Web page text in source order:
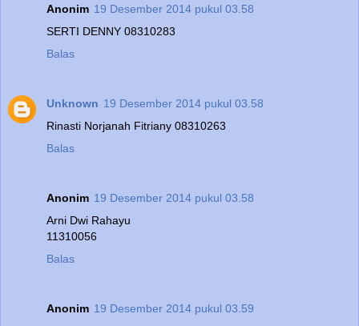
Anonim 19 Desember 2014 pukul 03.58
SERTI DENNY 08310283
Balas
Unknown 19 Desember 2014 pukul 03.58
Rinasti Norjanah Fitriany 08310263
Balas
Anonim 19 Desember 2014 pukul 03.58
Arni Dwi Rahayu
11310056
Balas
Anonim 19 Desember 2014 pukul 03.59